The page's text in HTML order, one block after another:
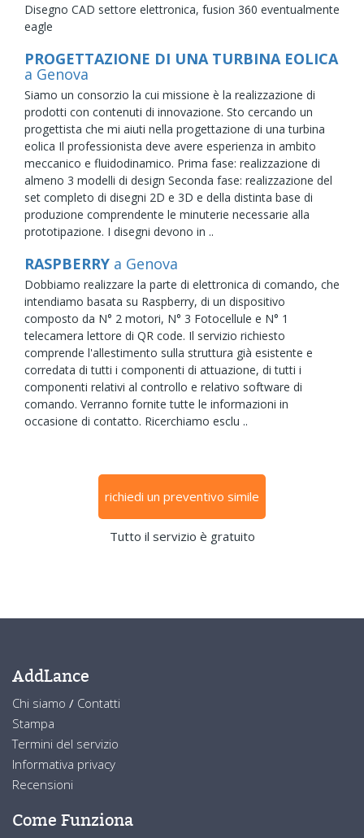
Disegno CAD settore elettronica, fusion 360 eventualmente
eagle
PROGETTAZIONE DI UNA TURBINA EOLICA
a Genova
Siamo un consorzio la cui missione è la realizzazione di
prodotti con contenuti di innovazione. Sto cercando un
progettista che mi aiuti nella progettazione di una turbina
eolica Il professionista deve avere esperienza in ambito
meccanico e fluidodinamico. Prima fase: realizzazione di
almeno 3 modelli di design Seconda fase: realizzazione del
set completo di disegni 2D e 3D e della distinta base di
produzione comprendente le minuterie necessarie alla
prototipazione. I disegni devono in ..
RASPBERRY a Genova
Dobbiamo realizzare la parte di elettronica di comando, che
intendiamo basata su Raspberry, di un dispositivo
composto da N° 2 motori, N° 3 Fotocellule e N° 1
telecamera lettore di QR code. Il servizio richiesto
comprende l'allestimento sulla struttura già esistente e
corredata di tutti i componenti di attuazione, di tutti i
componenti relativi al controllo e relativo software di
comando. Verranno fornite tutte le informazioni in
occasione di contatto. Ricerchiamo esclu ..
richiedi un preventivo simile
Tutto il servizio è gratuito
AddLance
Chi siamo / Contatti
Stampa
Termini del servizio
Informativa privacy
Recensioni
Come Funziona